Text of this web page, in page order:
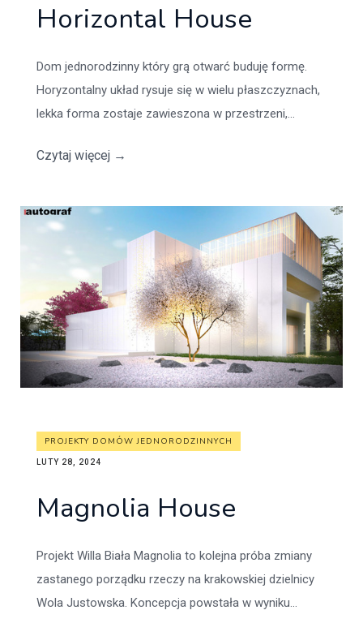
Horizontal House
Dom jednorodzinny który grą otwarć buduję formę.
Horyzontalny układ rysuje się w wielu płaszczyznach,
lekka forma zostaje zawieszona w przestrzeni,...
Czytaj więcej →
PROJEKTY DOMÓW JEDNORODZINNYCH
LUTY 28, 2024
Magnolia House
Projekt Willa Biała Magnolia to kolejna próba zmiany
zastanego porządku rzeczy na krakowskiej dzielnicy
Wola Justowska. Koncepcja powstała w wyniku...